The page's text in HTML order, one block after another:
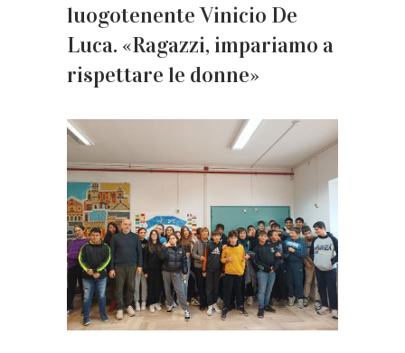
luogotenente Vinicio De
Luca. «Ragazzi, impariamo a
rispettare le donne»